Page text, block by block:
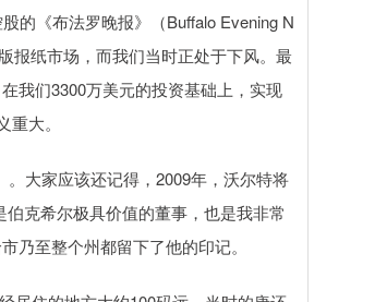
的《布法罗晚报》（Buffalo Evening N
报纸市场，而我们当时正处于下风。最
我们3300万美元的投资基础上，实现
大。
大家应该还记得，2009年，沃尔特将
克希尔极具价值的董事，也是我非常
乃至整个州都留下了他的印记。